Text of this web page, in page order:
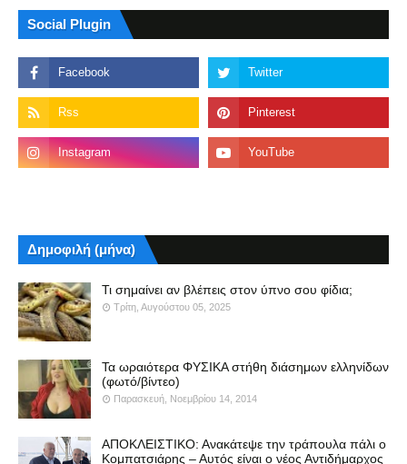
Social Plugin
Δημοφιλή (μήνα)
Τι σημαίνει αν βλέπεις στον ύπνο σου φίδια;
Τρίτη, Αυγούστου 05, 2025
Τα ωραιότερα ΦΥΣΙΚΑ στήθη διάσημων ελληνίδων
(φωτό/βίντεο)
Παρασκευή, Νοεμβρίου 14, 2014
ΑΠΟΚΛΕΙΣΤΙΚΟ: Ανακάτεψε την τράπουλα πάλι ο
Κομπατσιάρης – Αυτός είναι ο νέος Αντιδήμαρχος